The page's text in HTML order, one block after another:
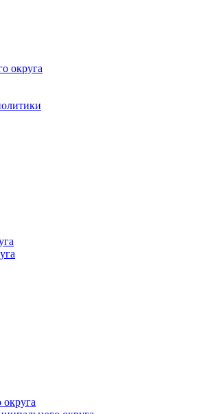
округа